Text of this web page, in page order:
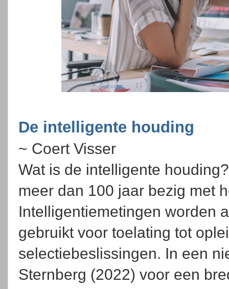
De intelligente houding
~ Coert Visser
Wat is de intelligente
meer dan 100 jaar bezig met
Intelligentiemetingen worden
gebruikt voor toelating tot
selectiebeslissingen. In een
Sternberg (2022) voor een